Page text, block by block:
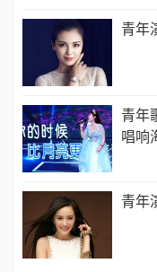
青年
青年
唱响
青年